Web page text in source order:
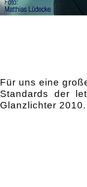
Für uns eine
Standards der
Glanzlichter 2010.